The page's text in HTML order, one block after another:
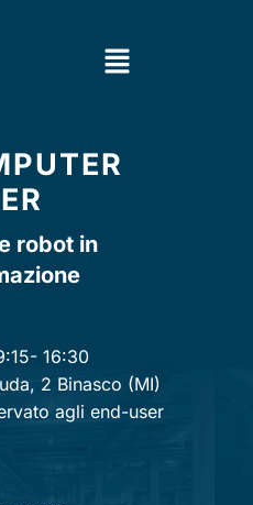
Main
robot in
16:30
2 Binasco (MI)
agli end-user